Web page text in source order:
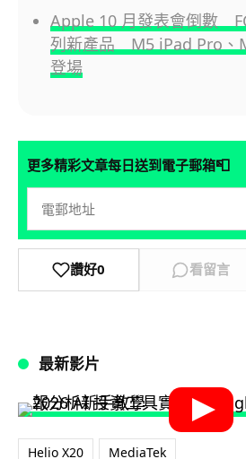
Apple 10 月發表會倒數
列新產品 M5 iPad Pro、
登場
更多精彩文章每日送到電子郵箱📮
讚好0 看留言
最新影片
Helio X20 MediaTek